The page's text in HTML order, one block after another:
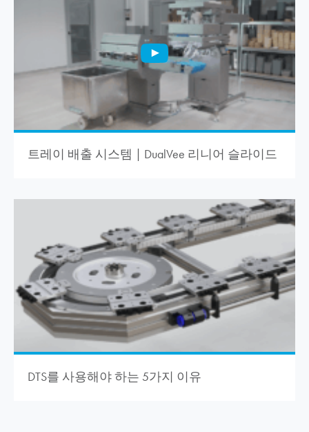
트레이 배출 시스템 | DualVee 리니어 슬라이드
DTS를 사용해야 하는 5가지 이유